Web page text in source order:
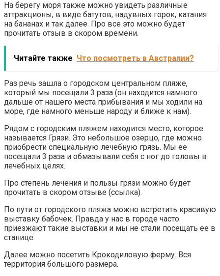
На берегу моря также можно увидеть различные
аттракционы, в виде батутов, надувных горок, катания
на бананах и так далее. Про все это можно будет
прочитать отзыв в скором времени.
Читайте также Что посмотреть в Австралии?
Раз речь зашла о городском центральном пляже,
который мы посещали 3 раза (он находится намного
дальше от нашего места прибывания и мы ходили на
море, где намного меньше народу и ближе к нам).
Рядом с городским пляжем находится место, которое
называется Грязи. Это небольшое озерцо, где можно
приобрести специальную лечебную грязь. Мы ее
посещали 3 раза и обмазывали себя с ног до головы в
лечебных целях.
Про степень лечения и пользы грязи можно будет
прочитать в скором отзыве (ссылка).
По пути от городского пляжа можно встретить красивую
выставку бабочек. Правда у нас в городе часто
приезжают такие выставки и мы не стали посещать ее в
станице.
Далее можно посетить Крокодиловую ферму. Вся
территория большого размера.